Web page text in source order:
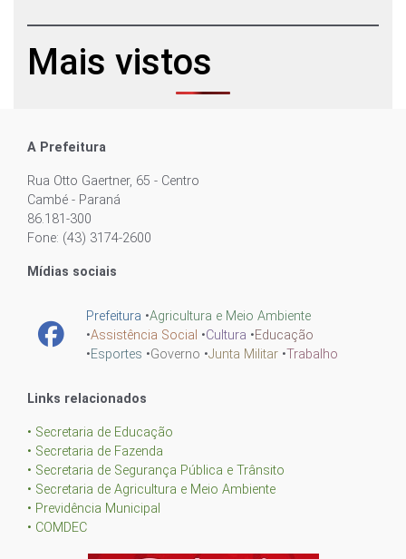
Mais vistos
A Prefeitura
Rua Otto Gaertner, 65 - Centro
Cambé - Paraná
86.181-300
Fone: (43) 3174-2600
Mídias sociais
Prefeitura •Agricultura e Meio Ambiente
•Assistência Social •Cultura •Educação
•Esportes •Governo •Junta Militar •Trabalho
Links relacionados
• Secretaria de Educação
• Secretaria de Fazenda
• Secretaria de Segurança Pública e Trânsito
• Secretaria de Agricultura e Meio Ambiente
• Previdência Municipal
• COMDEC